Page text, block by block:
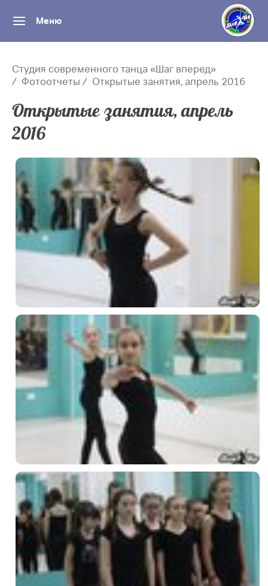
Меню
Студия современного танца «Шаг вперед»
Фотоотчеты
Открытые занятия, апрель 2016
Открытые занятия, апрель
2016